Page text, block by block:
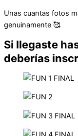
Unas cuantas fotos
genuinamente 🥰
Si llegaste
deberías